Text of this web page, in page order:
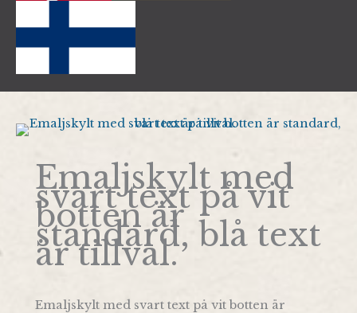
Emaljskylt med
svart text på vit
botten är
standard, blå text
är tillval.
Emaljskylt med svart text på vit botten är